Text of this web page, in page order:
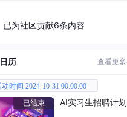
已为社区贡献6条内容
历 查看更多
动时间 2024-10-31 00:00:00
已结束
AI实习生招聘计划